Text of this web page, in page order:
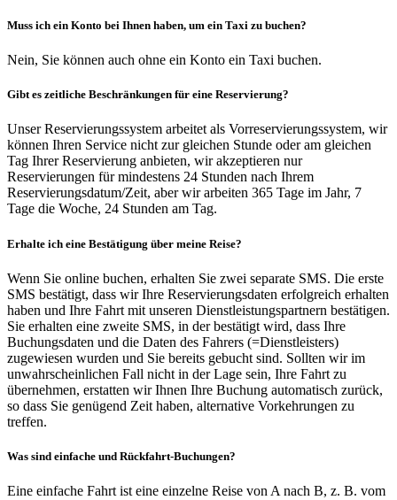
Muss ich ein Konto bei Ihnen haben, um ein Taxi zu buchen?
Nein, Sie können auch ohne ein Konto ein Taxi buchen.
Gibt es zeitliche Beschränkungen für eine Reservierung?
Unser Reservierungssystem arbeitet als Vorreservierungssystem, wir
können Ihren Service nicht zur gleichen Stunde oder am gleichen
Tag Ihrer Reservierung anbieten, wir akzeptieren nur
Reservierungen für mindestens 24 Stunden nach Ihrem
Reservierungsdatum/Zeit, aber wir arbeiten 365 Tage im Jahr, 7
Tage die Woche, 24 Stunden am Tag.
Erhalte ich eine Bestätigung über meine Reise?
Wenn Sie online buchen, erhalten Sie zwei separate SMS. Die erste
SMS bestätigt, dass wir Ihre Reservierungsdaten erfolgreich erhalten
haben und Ihre Fahrt mit unseren Dienstleistungspartnern bestätigen.
Sie erhalten eine zweite SMS, in der bestätigt wird, dass Ihre
Buchungsdaten und die Daten des Fahrers (=Dienstleisters)
zugewiesen wurden und Sie bereits gebucht sind. Sollten wir im
unwahrscheinlichen Fall nicht in der Lage sein, Ihre Fahrt zu
übernehmen, erstatten wir Ihnen Ihre Buchung automatisch zurück,
so dass Sie genügend Zeit haben, alternative Vorkehrungen zu
treffen.
Was sind einfache und Rückfahrt-Buchungen?
Eine einfache Fahrt ist eine einzelne Reise von A nach B, z. B. vom